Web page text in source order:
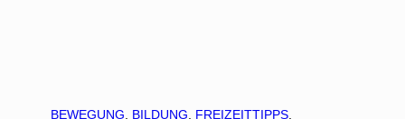
BEWEGUNG BILDUNG FREIZEITTIPPS